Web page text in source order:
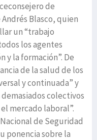
de
Blasco, quien
un “trabajo
los agentes
y la formación”. De
de la salud de los
y continuada” y
colectivos
mercado laboral”.
de Seguridad
ponencia sobre la